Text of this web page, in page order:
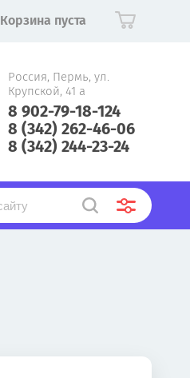
Корзина пуста
Россия, Пермь, ул.
Крупской, 41 а
8 902-79-18-124
8 (342) 262-46-06
8 (342) 244-23-24